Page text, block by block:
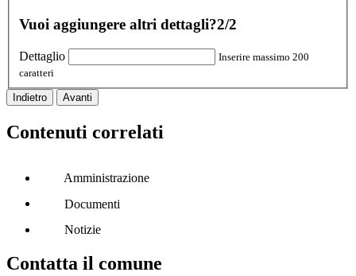
Vuoi aggiungere altri dettagli?2/2
Dettaglio
Inserire massimo 200
caratteri
Indietro Avanti
Contenuti correlati
Amministrazione
Documenti
Notizie
Contatta il comune